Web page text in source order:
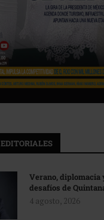
Verano, diplomacia
desafíos de
4 agosto, 2026